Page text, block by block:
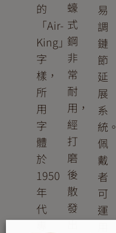
的
「Air-
King」
字
樣，
所
用
字
體
於
1950
年
代
蠔
式
鋼
非
常
耐
用，
經
打
磨
後
散
發
出
易
調
鏈
節
延
展
系
統。
佩
戴
者
可
運